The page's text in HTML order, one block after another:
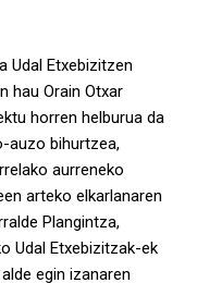
Udal Etxebizitzen
hau Orain Otxar
horren helburua da
auzo bihurtzea,
aurreneko
arteko elkarlanaren
Plangintza,
Udal Etxebizitzak-ek
egin izanaren